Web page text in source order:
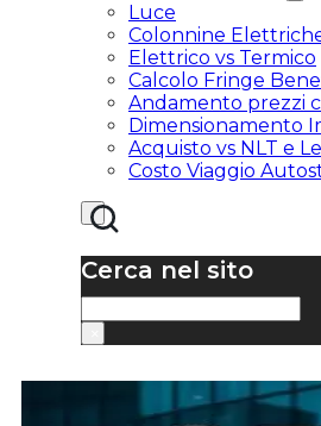
Luce
Colonnine
Elettrico vs Termico
Calcolo Fringe
Andamento prezzi
Dimensionamento
Acquisto vs NLT e
Costo Viaggio
Cerca nel sito